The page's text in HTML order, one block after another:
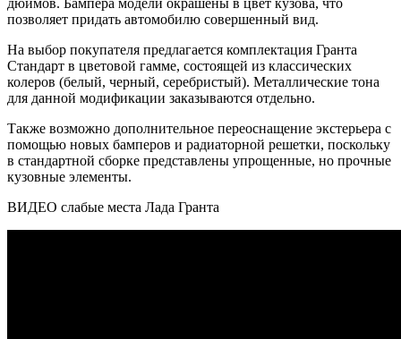
позволяет придать автомобилю совершенный вид.
На выбор покупателя предлагается комплектация Гранта
Стандарт в цветовой гамме, состоящей из классических
колеров (белый, черный, серебристый). Металлические тона
для данной модификации заказываются отдельно.
Также возможно дополнительное переоснащение экстерьера с
помощью новых бамперов и радиаторной решетки, поскольку
в стандартной сборке представлены упрощенные, но прочные
кузовные элементы.
ВИДЕО cлабые места Лада Гранта